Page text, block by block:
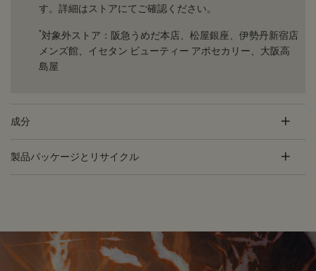
す。詳細はストアにてご確認ください。
*対象外ストア：阪急うめだ本店、松屋銀座、伊勢丹新宿店
メンズ館、イセタン ビューティー アポセカリー、大阪高
島屋
成分
製品パッケージとリサイクル